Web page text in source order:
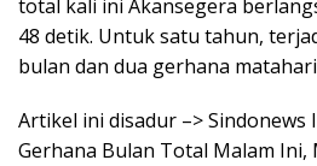
total kali ini Akansegera
48 detik. Untuk satu tahun,
bulan dan dua gerhana
Artikel ini disadur –> Sindonews
Gerhana Bulan Total Malam Ini,